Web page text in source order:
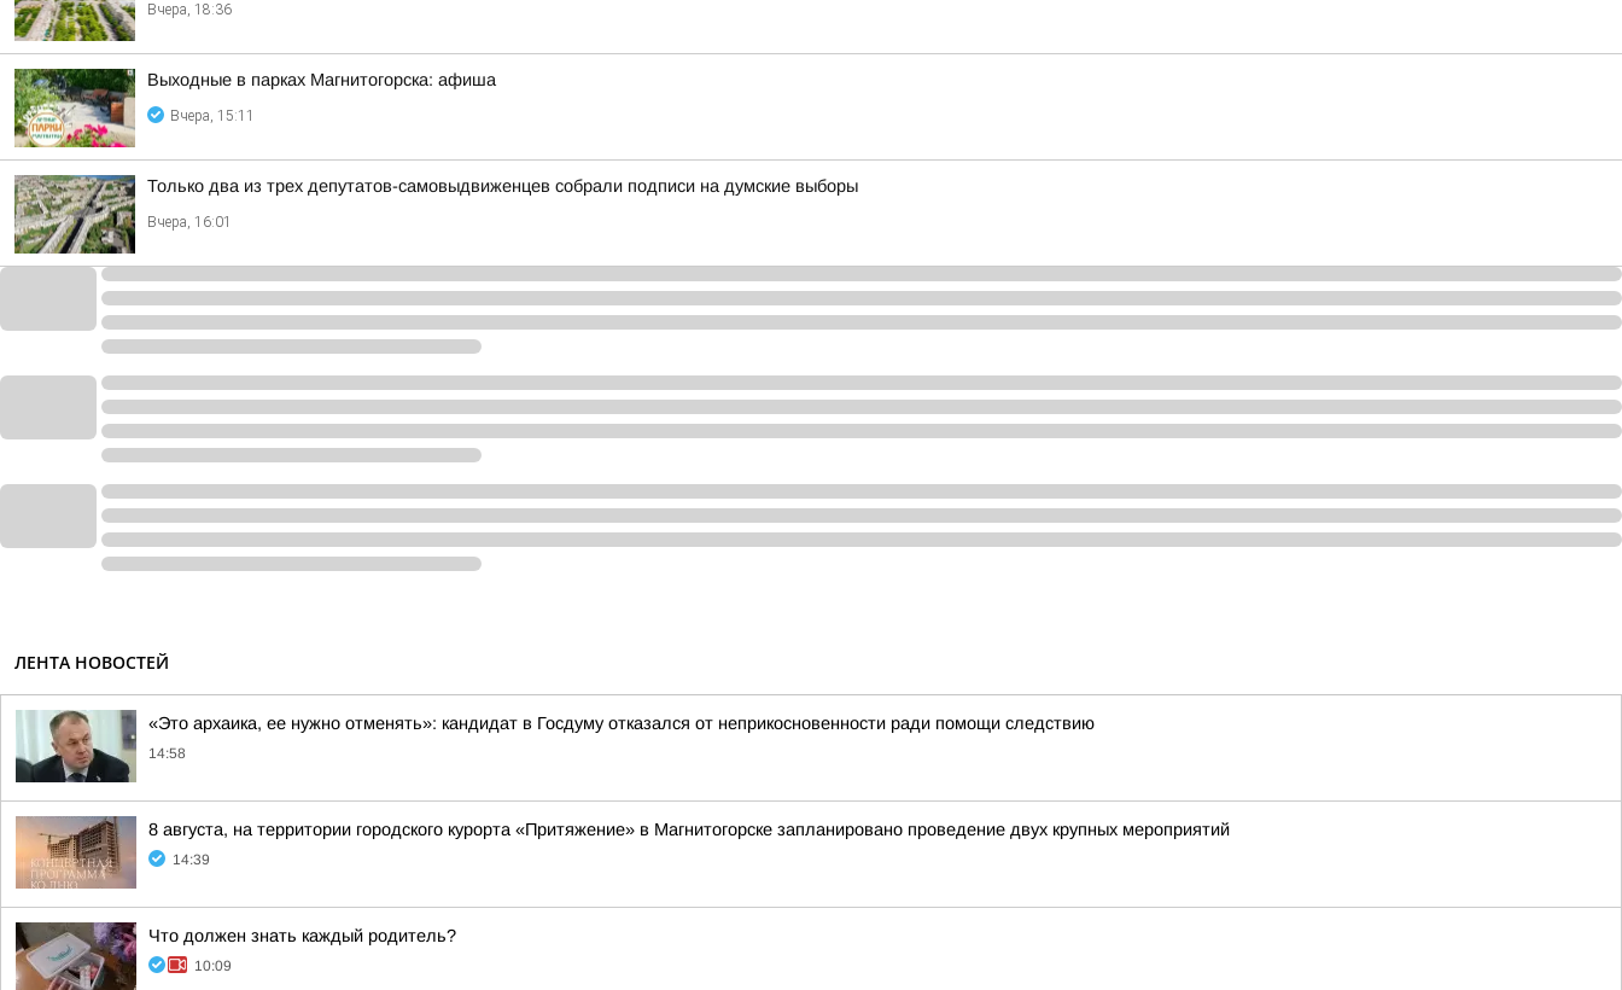
Вчера, 18:36
Выходные в парках Магнитогорска: афиша
Вчера, 15:11
Только два из трех депутатов-самовыдвиженцев собрали подписи на думские выборы
Вчера, 16:01
ЛЕНТА НОВОСТЕЙ
«Это архаика, ее нужно отменять»: кандидат в Госдуму отказался от неприкосновенности ради помощи следствию
14:58
8 августа, на территории городского курорта «Притяжение» в Магнитогорске запланировано проведение двух крупных мероприятий
14:39
Что должен знать каждый родитель?
10:09